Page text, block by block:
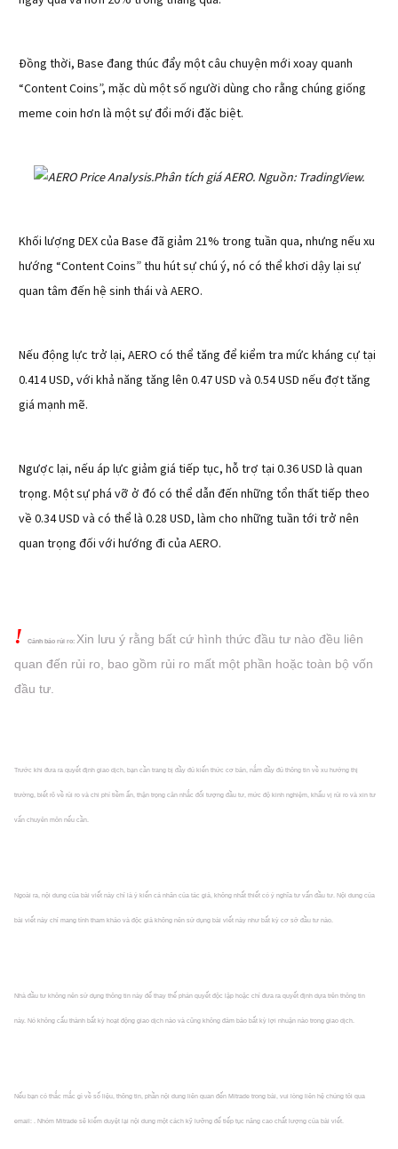
Đồng thời, Base đang thúc đẩy một câu chuyện mới xoay quanh
“Content Coins”, mặc dù một số người dùng cho rằng chúng giống
meme coin hơn là một sự đổi mới đặc biệt.
Phân tích giá AERO. Nguồn: TradingView.
Khối lượng DEX của Base đã giảm 21% trong tuần qua, nhưng nếu xu
hướng “Content Coins” thu hút sự chú ý, nó có thể khơi dậy lại sự
quan tâm đến hệ sinh thái và AERO.
Nếu động lực trở lại, AERO có thể tăng để kiểm tra mức kháng cự tại
0.414 USD, với khả năng tăng lên 0.47 USD và 0.54 USD nếu đợt tăng
giá mạnh mẽ.
Ngược lại, nếu áp lực giảm giá tiếp tục, hỗ trợ tại 0.36 USD là quan
trọng. Một sự phá vỡ ở đó có thể dẫn đến những tổn thất tiếp theo
về 0.34 USD và có thể là 0.28 USD, làm cho những tuần tới trở nên
quan trọng đối với hướng đi của AERO.
! Cảnh báo rủi ro: Xin lưu ý rằng bất cứ hình thức đầu tư nào đều liên
quan đến rủi ro, bao gồm rủi ro mất một phần hoặc toàn bộ vốn
đầu tư.
Trước khi đưa ra quyết định giao dịch, bạn cần trang bị đầy đủ kiến thức cơ bản, nắm đầy đủ thông tin về xu hướng thị
trường, biết rõ về rủi ro và chi phí tiềm ẩn, thận trọng cân nhắc đối tượng đầu tư, mức độ kinh nghiệm, khẩu vị rủi ro và xin tư
vấn chuyên môn nếu cần.
Ngoài ra, nội dung của bài viết này chỉ là ý kiến cá nhân của tác giả, không nhất thiết có ý nghĩa tư vấn đầu tư. Nội dung của
bài viết này chỉ mang tính tham khảo và độc giả không nên sử dụng bài viết này như bất kỳ cơ sở đầu tư nào.
Nhà đầu tư không nên sử dụng thông tin này để thay thế phán quyết độc lập hoặc chỉ đưa ra quyết định dựa trên thông tin
này. Nó không cấu thành bất kỳ hoạt động giao dịch nào và cũng không đảm bảo bất kỳ lợi nhuận nào trong giao dịch.
Nếu bạn có thắc mắc gì về số liệu, thông tin, phần nội dung liên quan đến Mitrade trong bài, vui lòng liên hệ chúng tôi qua
email: . Nhóm Mitrade sẽ kiểm duyệt lại nội dung một cách kỹ lưỡng để tiếp tục nâng cao chất lượng của bài viết.